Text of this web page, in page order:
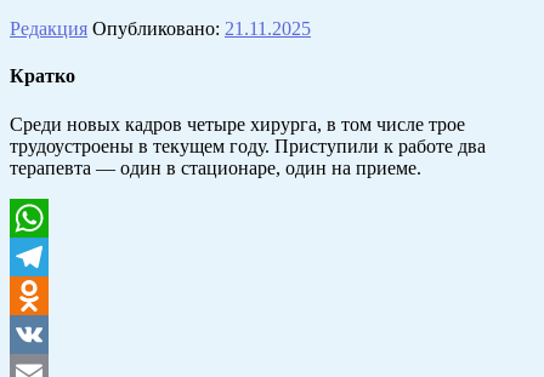
Редакция Опубликовано: 21.11.2025
Кратко
Среди новых кадров четыре хирурга, в том числе трое
трудоустроены в текущем году. Приступили к работе два
терапевта — один в стационаре, один на приеме.
WhatsApp
Telegram
Odnoklassniki
VK